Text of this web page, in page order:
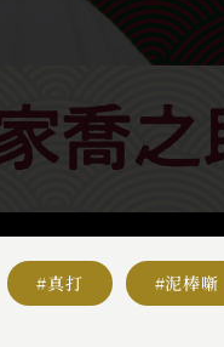
#真打 #泥棒噺